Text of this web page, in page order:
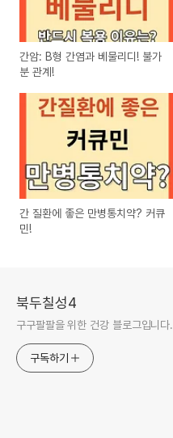
간암: B형 간염과 베물리디! 불가
분 관계!
간 질환에 좋은 만병통치약? 커큐
민!
북두칠성4
구구팔팔을 위한 건강 블로그입니다.
구독하기